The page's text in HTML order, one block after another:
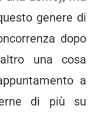
genere di
dopo
una cosa
a
di più su